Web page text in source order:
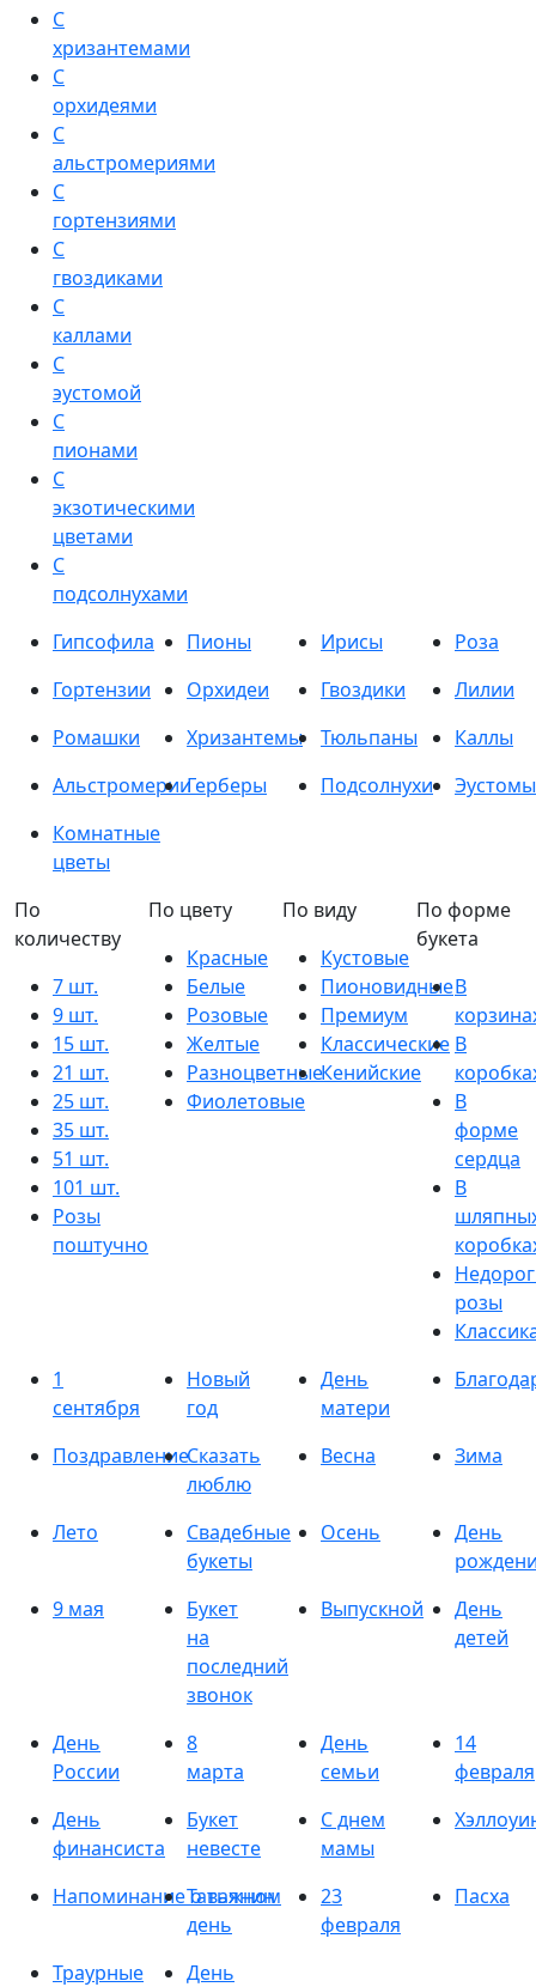
С
хризантемами
С
орхидеями
С
альстромериями
С
гортензиями
С
гвоздиками
С
каллами
С
эустомой
С
пионами
С
экзотическими
цветами
С
подсолнухами
Гипсофила
Пионы Ирисы
Роза
Гортензии
Орхидеи Гвоздики
Лилии
Ромашки
Хризантемы Тюльпаны
Каллы
АльстромерииГерберы Подсолнухи
Эустомы
Комнатные
цветы
По
количеству
7 шт.
9 шт.
15 шт.
21 шт.
25 шт.
35 шт.
51 шт.
101 шт.
Розы
поштучно
По цвету
Красные
Белые
Розовые
Желтые
Разноцветные
Фиолетовые
По виду
Кустовые
Пионовидные
Премиум
Классические
Кенийские
По форме
букета
В
В
В
форме
сердца
В
розы
1
сентября
Новый
год
День
матери
ПоздравлениеСказать
люблю
Весна Зима
Лето
Свадебные
букеты
Осень
День
9 мая
Букет
на
последний
звонок
Выпускной
День
детей
День
России
8
марта
День
семьи
14
февраля
День
финансиста
Букет
невесте
С днем
мамы
Напоминание о важном
Татьянин
день
23
февраля
Пасха
Траурные
День